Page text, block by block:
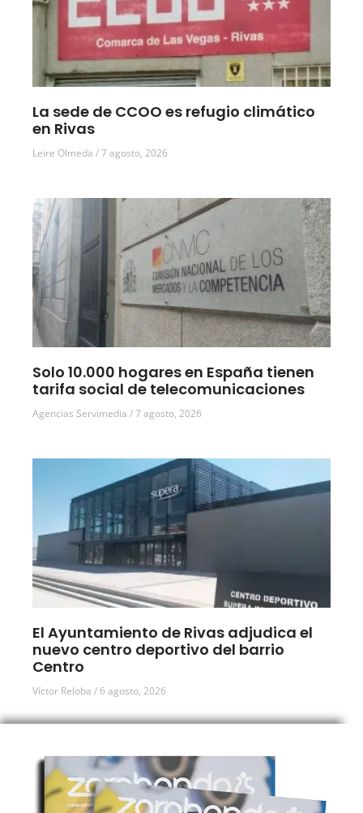
La sede de CCOO es refugio climático
en Rivas
Leire Olmeda 7 agosto, 2026
Solo 10.000 hogares en España tienen
tarifa social de telecomunicaciones
Agencias Servimedia 7 agosto, 2026
El Ayuntamiento de Rivas adjudica el
nuevo centro deportivo del barrio
Centro
Víctor Reloba 6 agosto, 2026